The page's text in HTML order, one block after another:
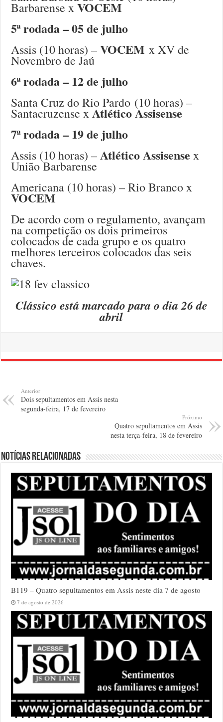
Barbarense xVOCEM
5ª rodada – 05 de julho
Assis (10 horas) –VOCEM x XV de
Novembro de Jaú
6ª rodada – 12 de julho
Santa Cruz do Rio Pardo (10 horas) –
Santacruzense xAtlético Assisense
7ª rodada – 19 de julho
Assis (10 horas) –Atlético Assisense x
União Barbarense
Americana (10 horas) – Rio Branco x
VOCEM
De acordo com o regulamento, avançam
na competição os dois primeiros
colocados de cada grupo e os quatro
melhores terceiros colocados das seis
chaves.
Clássico está marcado para o dia 26 de
abril
Anterior
Dois sepultamentos em Assis nesta
segunda-feira, 17 de fevereiro
Próximo
Quatro sepultamentos em Assis
nesta terça-feira, 18 de fevereiro
Notícias relacionadas
B119 – Quatro sepultamentos em Assis neste dia 7 de agosto
7 de agosto de 2026